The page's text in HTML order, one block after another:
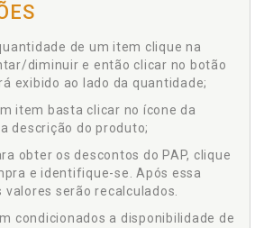
de um item clique na
diminuir e então clicar no botão
exibido ao lado da quantidade;
item basta clicar no ícone da
descrição do produto;
obter os descontos do PAP, clique
e identifique-se. Após essa
serão recalculados.
condicionados a disponibilidade de